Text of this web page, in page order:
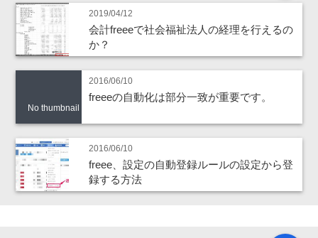
2019/04/12
会計freeeで社会福祉法人の経理を行えるの
か？
No thumbnail
2016/06/10
freeeの自動化は部分一致が重要です。
2016/06/10
freee、設定の自動登録ルールの設定から登
録する方法